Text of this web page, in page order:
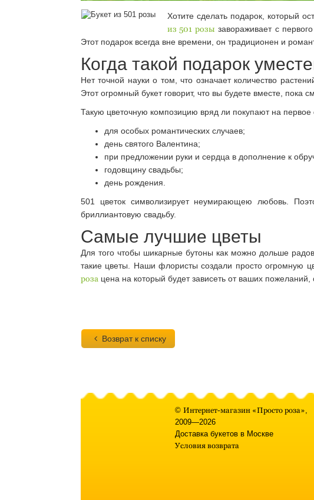
Хотите сделать подарок, который
из 501 розы завораживает с
Этот подарок всегда вне времени, он традиционен и
Когда такой подарок
Нет точной науки о том, что означает количество
Этот огромный букет говорит, что вы будете вместе, пока
Такую цветочную композицию вряд ли покупают на
для особых романтических случаев;
день святого Валентина;
при предложении руки и сердца в дополнение к
годовщину свадьбы;
день рождения.
501 цветок символизирует неумирающею любовь.
бриллиантовую свадьбу.
Самые лучшие цветы
Для того чтобы шикарные бутоны как можно дольше
такие цветы. Наши флористы создали просто огромную
роза цена на который будет зависеть от ваших
Возврат к списку
© Интернет-магазин «Просто роза»,
2009—2026
Доставка букетов в Москве
Условия возврата